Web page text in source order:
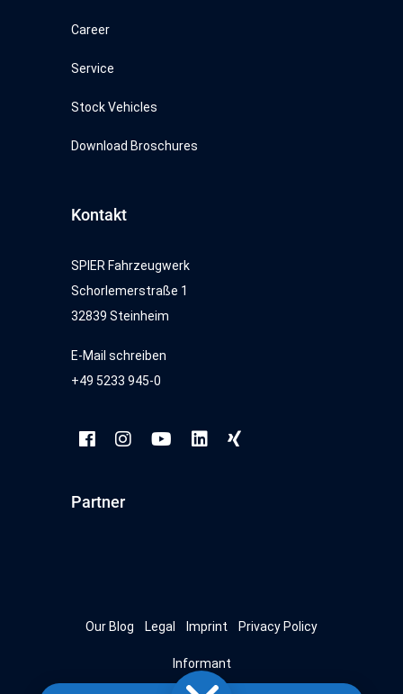
Career
Service
Stock Vehicles
Download Broschures
Kontakt
SPIER Fahrzeugwerk
Schorlemerstraße 1
32839 Steinheim
E-Mail schreiben
+49 5233 945-0
Partner
Our Blog Legal Imprint Privacy Policy
Informant